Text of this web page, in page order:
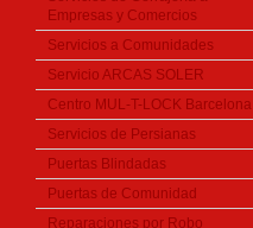
Empresas y Comercios
Servicios a Comunidades
Servicio ARCAS SOLER
Centro MUL-T-LOCK Barcelona
Servicios de Persianas
Puertas Blindadas
Puertas de Comunidad
Reparaciones por Robo